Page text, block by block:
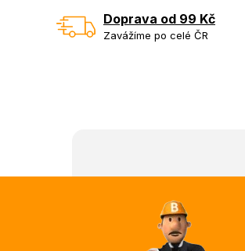
Doprava od 99 Kč
Zavážíme po celé ČR